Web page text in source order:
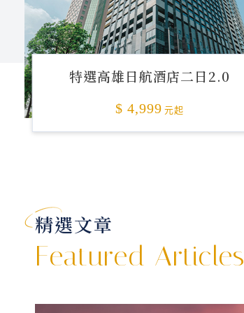
特選高雄日航酒店二日2.0
$ 4,999 元起
精選文章
Featured Articles